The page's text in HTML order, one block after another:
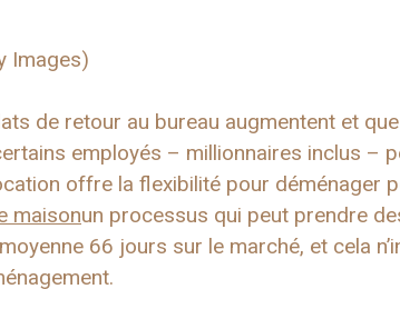
Images)
de retour au bureau augmentent et
employés – millionnaires inclus –
offre la flexibilité pour déménager
maisonun processus qui peut prendre
66 jours sur le marché, et cela